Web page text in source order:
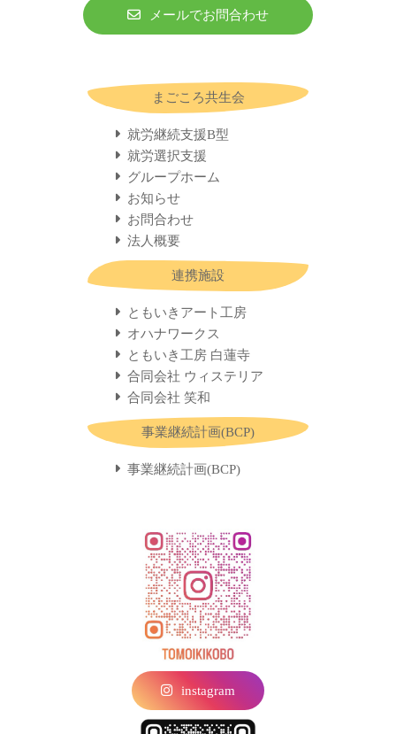
メールでお問合わせ
まごころ共生会
就労継続支援B型
就労選択支援
グループホーム
お知らせ
お問合わせ
法人概要
連携施設
ともいきアート工房
オハナワークス
ともいき工房 白蓮寺
合同会社 ウィステリア
合同会社 笑和
事業継続計画(BCP)
事業継続計画(BCP)
instagram